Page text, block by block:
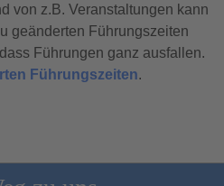
von z.B. Veranstaltungen kann
geänderten Führungszeiten
Führungen ganz ausfallen.
Führungszeiten.